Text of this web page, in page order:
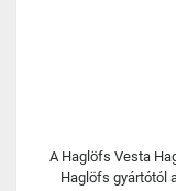
A Haglöfs Vesta
Haglöfs gyártótól